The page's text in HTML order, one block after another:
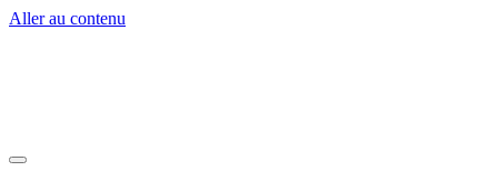
Aller au contenu